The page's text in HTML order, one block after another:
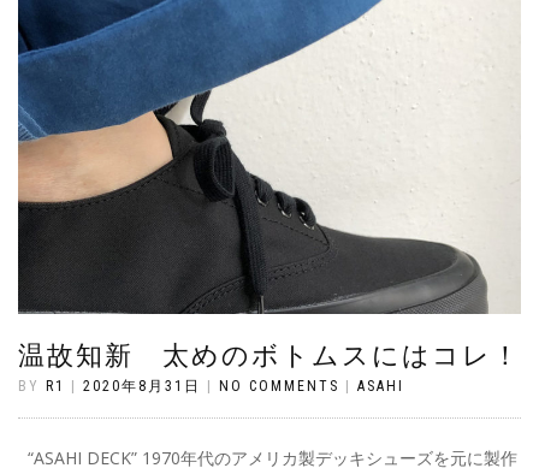
温故知新 太めのボトムスにはコレ！
BY R1 | 2020年8月31日 | NO COMMENTS | ASAHI
“ASAHI DECK” 1970年代のアメリカ製デッキシューズを元に製作